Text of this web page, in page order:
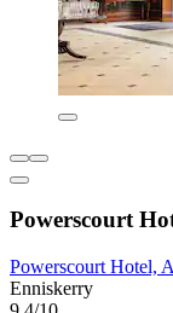
Powerscourt
Powerscourt Hotel,
Enniskerry